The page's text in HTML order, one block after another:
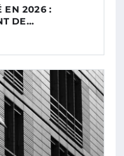
EN 2026 :
DE…